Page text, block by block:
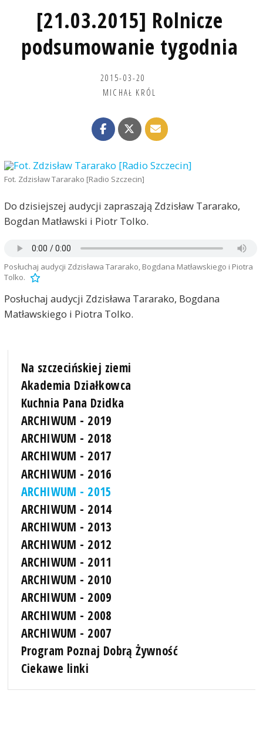
[21.03.2015] Rolnicze
podsumowanie tygodnia
2015-03-20
MICHAŁ KRÓL
Fot. Zdzisław Tararako [Radio Szczecin]
Do dzisiejszej audycji zapraszają Zdzisław Tararako,
Bogdan Matławski i Piotr Tolko.
Posłuchaj audycji Zdzisława Tararako, Bogdana Matławskiego i Piotra
Tolko.
Posłuchaj audycji Zdzisława Tararako, Bogdana
Matławskiego i Piotra Tolko.
Na szczecińskiej ziemi
Akademia Działkowca
Kuchnia Pana Dzidka
ARCHIWUM - 2019
ARCHIWUM - 2018
ARCHIWUM - 2017
ARCHIWUM - 2016
ARCHIWUM - 2015
ARCHIWUM - 2014
ARCHIWUM - 2013
ARCHIWUM - 2012
ARCHIWUM - 2011
ARCHIWUM - 2010
ARCHIWUM - 2009
ARCHIWUM - 2008
ARCHIWUM - 2007
Program Poznaj Dobrą Żywność
Ciekawe linki